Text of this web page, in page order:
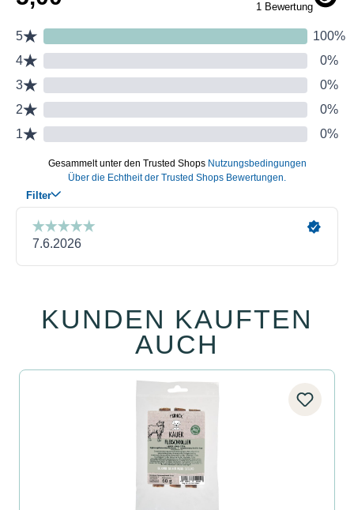
Produktgalerie überspringen
KUNDEN KAUFTEN
AUCH